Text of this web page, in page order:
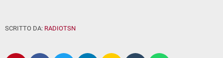
SCRITTO DA: RADIOTSN